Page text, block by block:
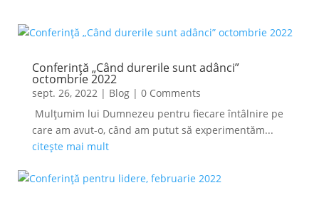
Conferință „Când durerile sunt adânci”
octombrie 2022
sept. 26, 2022| Blog| 0 Comments
Mulțumim lui Dumnezeu pentru fiecare întâlnire pe
care am avut-o, când am putut să experimentăm...
citește mai mult